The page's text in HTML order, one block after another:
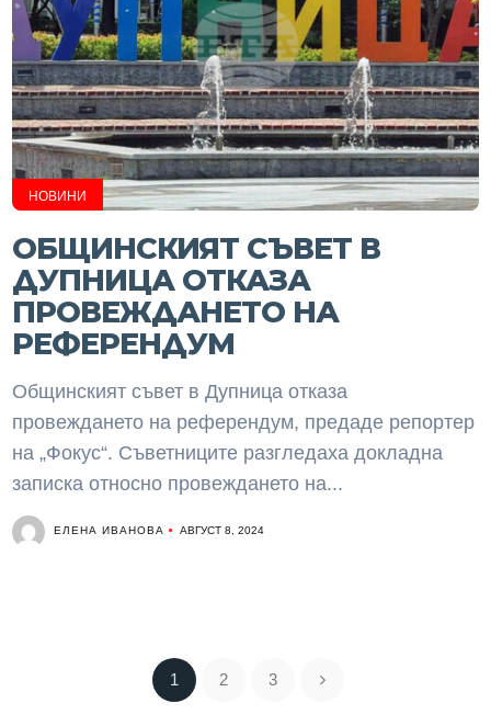
НОВИНИ
ОБЩИНСКИЯТ СЪВЕТ В
ДУПНИЦА ОТКАЗА
ПРОВЕЖДАНЕТО НА
РЕФЕРЕНДУМ
Общинският съвет в Дупница отказа
провеждането на референдум, предаде репортер
на „Фокус“. Съветниците разгледаха докладна
записка относно провеждането на...
ЕЛЕНА ИВАНОВА АВГУСТ 8, 2024
1 2 3